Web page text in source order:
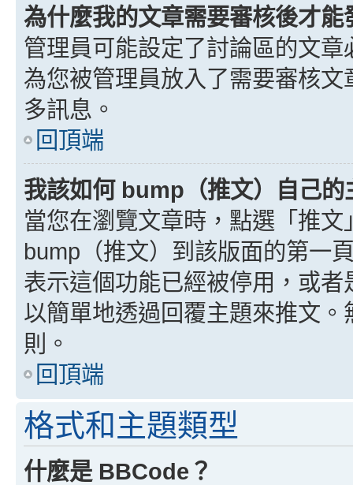
為什麼我的文章需要審核後才能
管理員可能設定了討論區的文
為您被管理員放入了需要審核
多訊息。
回頂端
我該如何 bump（推文）自己的
當您在瀏覽文章時，點選「推
bump（推文）到該版面的第一
表示這個功能已經被停用，或
以簡單地透過回覆主題來推文
則。
回頂端
格式和主題類型
什麼是 BBCode？